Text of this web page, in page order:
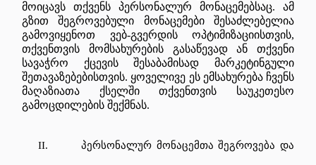
მოიცავს თქვენს პერსონალურ მონაცემებსაც. ამ
გზით შეგროვებული მონაცემები შესაძლებელია
გამოვიყენოთ ვებ-გვერდის ოპტიმიზაციისთვის,
თქვენთვის მომსახურების გასაწევად ან თქვენი
სავაჭრო ქცევის შესაბამისად მარკეტინგული
შეთავაზებებისთვის. ყოველივე ეს ემსახურება ჩვენს
მაღაზიათა ქსელში თქვენთვის საუკეთესო
გამოცდილების შექმნას.
II. პერსონალურ მონაცემთა შეგროვება და